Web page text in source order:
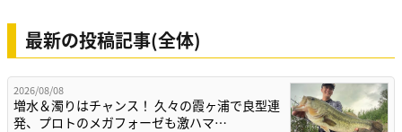
最新の投稿記事(全体)
2026/08/08
増水＆濁りはチャンス！ 久々の霞ヶ浦で良型連
発、プロトのメガフォーゼも激ハマ…